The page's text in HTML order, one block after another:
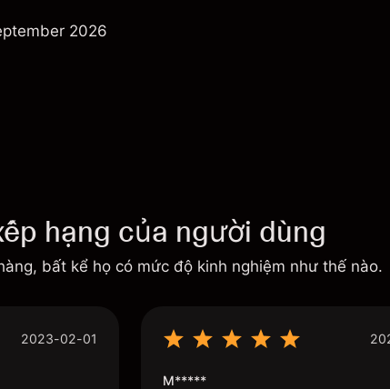
2026
hạng của người dùng
bất kể họ có mức độ kinh nghiệm như thế nào.
2023-02-01
M*****